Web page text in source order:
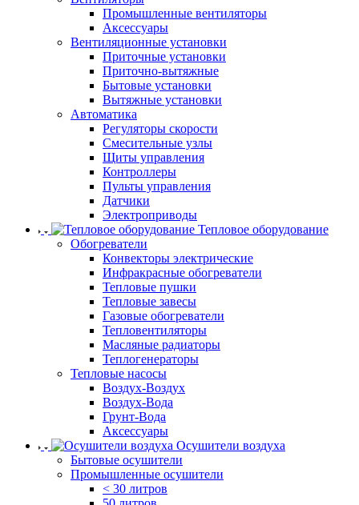
Промышленные вентиляторы
Аксессуары
Вентиляционные установки
Приточные установки
Приточно-вытяжные
Бытовые установки
Вытяжные установки
Автоматика
Регуляторы скорости
Смесительные узлы
Щиты управления
Контроллеры
Пульты управления
Датчики
Электроприводы
Тепловое оборудование
Обогреватели
Конвекторы электрические
Инфракрасные обогреватели
Тепловые пушки
Тепловые завесы
Газовые обогреватели
Тепловентиляторы
Масляные радиаторы
Теплогенераторы
Тепловые насосы
Воздух-Воздух
Воздух-Вода
Грунт-Вода
Аксессуары
Осушители воздуха
Бытовые осушители
Промышленные осушители
< 30 литров